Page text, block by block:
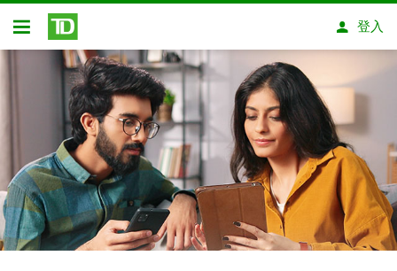
略過進入主要內容
開放式房屋貸款
登入